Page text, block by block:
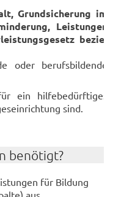
Grund­si­che­rung im
Leis­tun­gen
be­zie­
oder be­rufs­bil­den­de
ein hil­fe­be­dürf­ti­ges
sind.
be­nö­tigt?
für Bil­dung
aus.